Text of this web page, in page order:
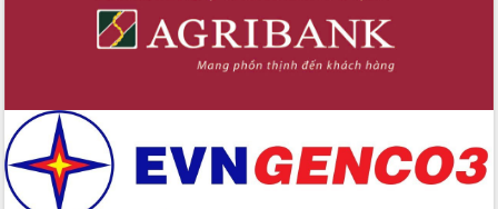
thi Sáng tạo Kỹ thuật 2024 - 2025
Đắk Lắk rà soát, điều chỉnh Đề án 190
về phát triển nuôi trồng thủy sản
Trương Công Thái kiểm tra thực địa
Dự án cao tốc Khánh Hòa - Buôn Ma
Thuột
Định vị cà phê Việt Nam như một “di